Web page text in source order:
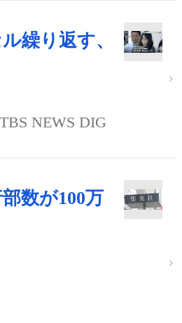
繰り返す、
TBS NEWS DIG
数が100万